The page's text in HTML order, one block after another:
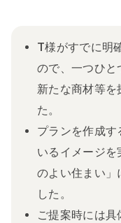
T様がすでに明
ので、一つひと
新たな商材等を
た。
プランを作成
いるイメージ
のよい住まい」
した。
ご提案時には